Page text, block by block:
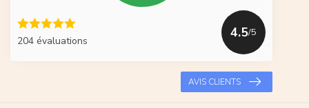
204 évaluations
4.5/5
AVIS CLIENTS